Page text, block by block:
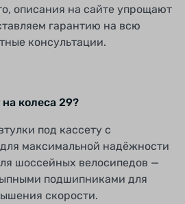
описания на сайте упрощают
гарантию на всю
консультации.
на колеса 29?
под кассету с
максимальной надёжности
шоссейных велосипедов —
подшипниками для
скорости.